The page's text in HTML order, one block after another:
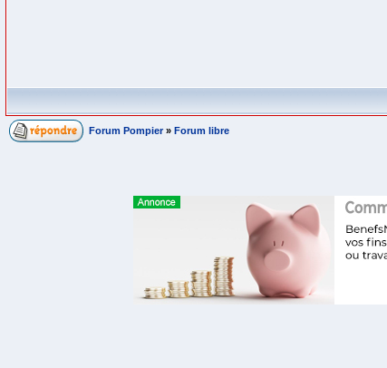
Forum Pompier » Forum libre